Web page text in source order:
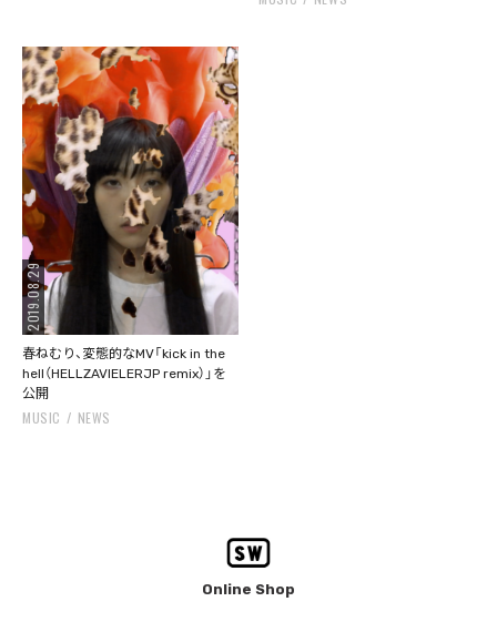
2019.08.29
春ねむり、変態的なMV「kick in the
hell（HELLZAVIELERJP remix）」を
公開
MUSIC NEWS
Online Shop